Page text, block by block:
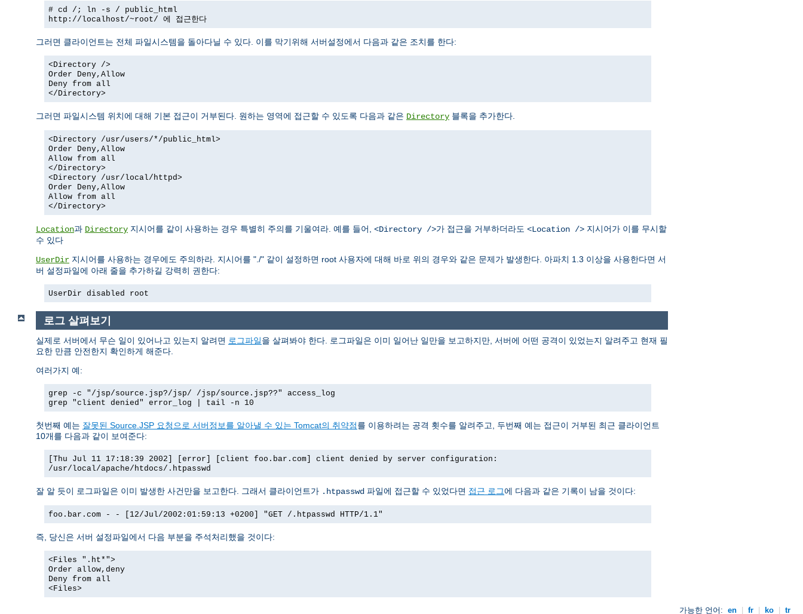
# cd /; ln -s / public_html
http://localhost/~root/ 에 접근한다
그러면 클라이언트는 전체 파일시스템을 돌아다닐 수 있다. 이를 막기위해 서버설정에서 다음과 같은 조치를 한다:
<Directory />
Order Deny,Allow
Deny from all
</Directory>
그러면 파일시스템 위치에 대해 기본 접근이 거부된다. 원하는 영역에 접근할 수 있도록 다음과 같은 Directory 블록을 추가한다.
<Directory /usr/users/*/public_html>
Order Deny,Allow
Allow from all
</Directory>
<Directory /usr/local/httpd>
Order Deny,Allow
Allow from all
</Directory>
Location과 Directory 지시어를 같이 사용하는 경우 특별히 주의를 기울여라. 예를 들어, <Directory />가 접근을 거부하더라도 <Location /> 지시어가 이를 무시할
수 있다
UserDir 지시어를 사용하는 경우에도 주의하라. 지시어를 "./" 같이 설정하면 root 사용자에 대해 바로 위의 경우와 같은 문제가 발생한다. 아파치 1.3 이상을 사용한다면 서
버 설정파일에 아래 줄을 추가하길 강력히 권한다:
UserDir disabled root
로그 살펴보기
실제로 서버에서 무슨 일이 있어나고 있는지 알려면 로그파일을 살펴봐야 한다. 로그파일은 이미 일어난 일만을 보고하지만, 서버에 어떤 공격이 있었는지 알려주고 현재 필
요한 만큼 안전한지 확인하게 해준다.
여러가지 예:
grep -c "/jsp/source.jsp?/jsp/ /jsp/source.jsp??" access_log
grep "client denied" error_log | tail -n 10
첫번째 예는 잘못된 Source.JSP 요청으로 서버정보를 알아낼 수 있는 Tomcat의 취약점를 이용하려는 공격 횟수를 알려주고, 두번째 예는 접근이 거부된 최근 클라이언트
10개를 다음과 같이 보여준다:
[Thu Jul 11 17:18:39 2002] [error] [client foo.bar.com] client denied by server configuration:
/usr/local/apache/htdocs/.htpasswd
잘 알 듯이 로그파일은 이미 발생한 사건만을 보고한다. 그래서 클라이언트가 .htpasswd 파일에 접근할 수 있었다면 접근 로그에 다음과 같은 기록이 남을 것이다:
foo.bar.com - - [12/Jul/2002:01:59:13 +0200] "GET /.htpasswd HTTP/1.1"
즉, 당신은 서버 설정파일에서 다음 부분을 주석처리했을 것이다:
<Files ".ht*">
Order allow,deny
Deny from all
<Files>
가능한 언어: en fr ko tr